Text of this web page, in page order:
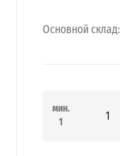
Основной склад:
мин.
1